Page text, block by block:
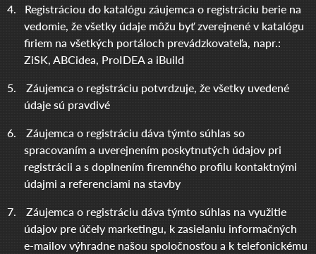
4.
Registráciou do katalógu záujemca o registráciu berie na
vedomie, že všetky údaje môžu byť zverejnené v katalógu
firiem na všetkých portáloch prevádzkovateľa, napr.:
ZiSK, ABCidea, ProIDEA a iBuild
5.
Záujemca o registráciu potvrdzuje, že všetky uvedené
údaje sú pravdivé
6.
Záujemca o registráciu dáva týmto súhlas so
spracovaním a uverejnením poskytnutých údajov pri
registrácii a s doplnením firemného profilu kontaktnými
údajmi a referenciami na stavby
7.
Záujemca o registráciu dáva týmto súhlas na využitie
údajov pre účely marketingu, k zasielaniu informačných
e-mailov výhradne našou spoločnosťou a k telefonickému